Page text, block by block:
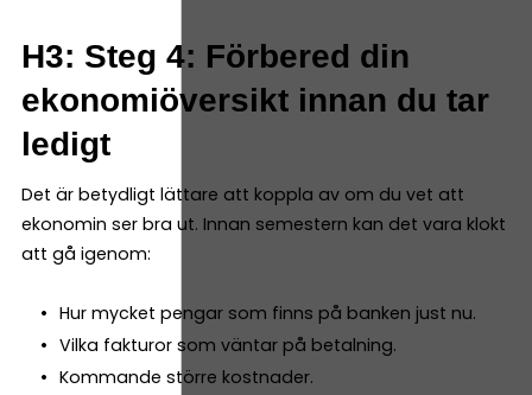
H3: Steg 4: Förbered din
ekonomiöversikt innan du tar
ledigt
Det är betydligt lättare att koppla av om du vet att
ekonomin ser bra ut. Innan semestern kan det vara klokt
att gå igenom:
Hur mycket pengar som finns på banken just nu.
Vilka fakturor som väntar på betalning.
Kommande större kostnader.